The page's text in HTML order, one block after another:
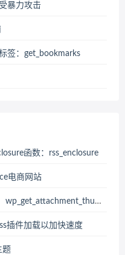
暴力攻击
签：get_bookmarks
函数：rss_enclosure
电商网站
插件加载以加快速度
题